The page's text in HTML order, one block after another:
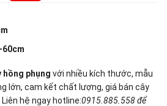
60cm
hồng phụng với nhiều kích thước, mẫu
lớn, cam kết chất lượng, giá bán cây
hệ ngay hotline:0915.885.558 để